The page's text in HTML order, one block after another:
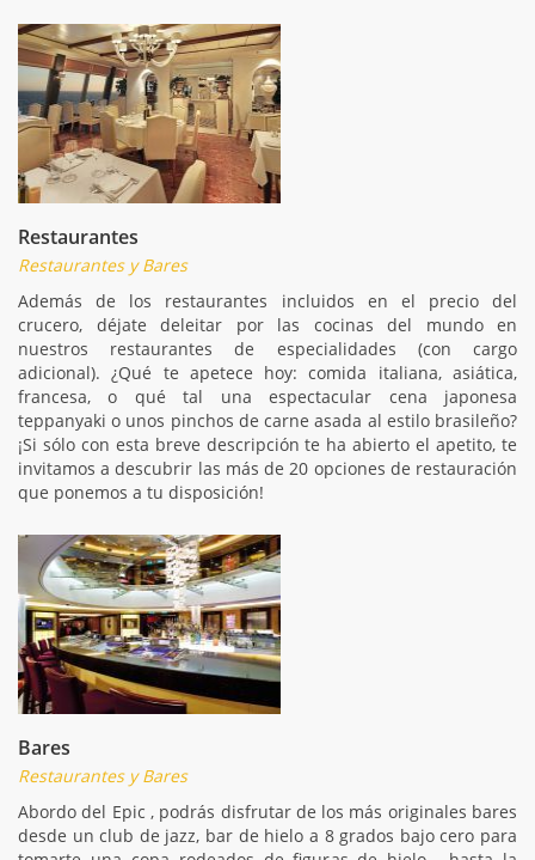
Restaurantes
Restaurantes y Bares
Además de los restaurantes incluidos en el precio del
crucero, déjate deleitar por las cocinas del mundo en
nuestros restaurantes de especialidades (con cargo
adicional). ¿Qué te apetece hoy: comida italiana, asiática,
francesa, o qué tal una espectacular cena japonesa
teppanyaki o unos pinchos de carne asada al estilo brasileño?
¡Si sólo con esta breve descripción te ha abierto el apetito, te
invitamos a descubrir las más de 20 opciones de restauración
que ponemos a tu disposición!
Bares
Restaurantes y Bares
Abordo del Epic , podrás disfrutar de los más originales bares
desde un club de jazz, bar de hielo a 8 grados bajo cero para